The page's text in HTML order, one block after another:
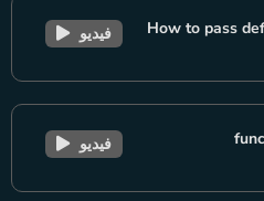
How to pass فيديو
فيديو